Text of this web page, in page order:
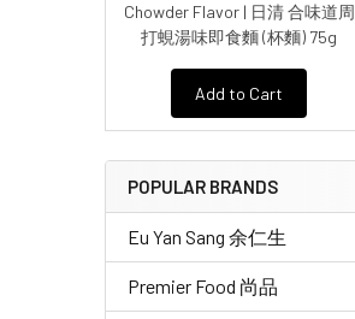
Chowder Flavor | 日清 合味道周
打蜆湯味即食麵 (杯麵) 75g
Add to Cart
POPULAR BRANDS
Eu Yan Sang 余仁生
Premier Food 尚品